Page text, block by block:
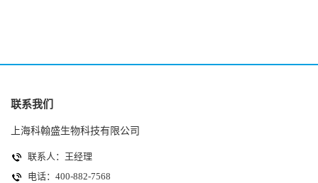
联系我们
上海科翰盛生物科技有限公司
联系人：王经理
电话：400-882-7568